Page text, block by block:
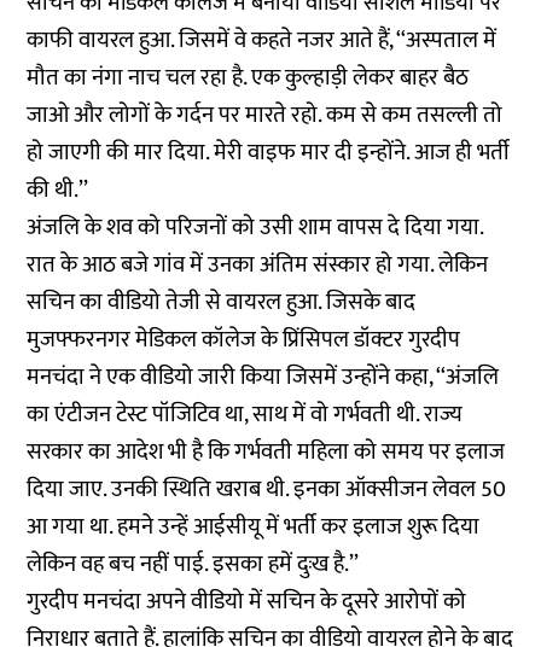
काफी वायरल हुआ. जिसमें वे कहते नजर आते हैं, ‘‘अस्पताल में
मौत का नंगा नाच चल रहा है. एक कुल्हाड़ी लेकर बाहर बैठ
जाओ और लोगों के गर्दन पर मारते रहो. कम से कम तसल्ली तो
हो जाएगी की मार दिया. मेरी वाइफ मार दी इन्होंने. आज ही भर्ती
की थी.’’
अंजलि के शव को परिजनों को उसी शाम वापस दे दिया गया.
रात के आठ बजे गांव में उनका अंतिम संस्कार हो गया. लेकिन
सचिन का वीडियो तेजी से वायरल हुआ. जिसके बाद
मुजफ्फरनगर मेडिकल कॉलेज के प्रिंसिपल डॉक्टर गुरदीप
मनचंदा ने एक वीडियो जारी किया जिसमें उन्होंने कहा, ‘‘अंजलि
का एंटीजन टेस्ट पॉजिटिव था, साथ में वो गर्भवती थी. राज्य
सरकार का आदेश भी है कि गर्भवती महिला को समय पर इलाज
दिया जाए. उनकी स्थिति खराब थी. इनका ऑक्सीजन लेवल 50
आ गया था. हमने उन्हें आईसीयू में भर्ती कर इलाज शुरू दिया
लेकिन वह बच नहीं पाई. इसका हमें दुःख है.’’
गुरदीप मनचंदा अपने वीडियो में सचिन के दूसरे आरोपों को
निराधार बताते हैं. हालांकि सचिन का वीडियो वायरल होने के बाद